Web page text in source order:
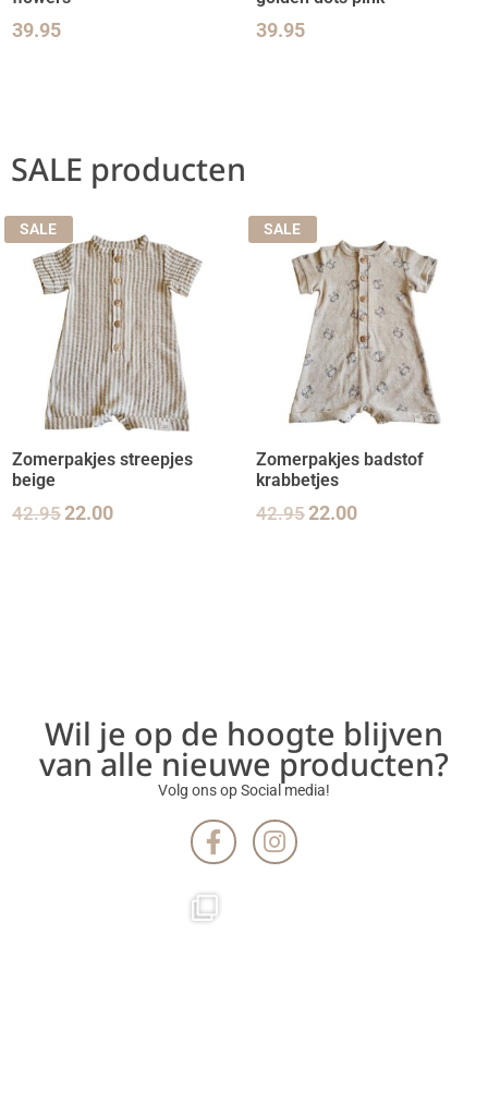
39.95 39.95
SALE producten
SALE
Zomerpakjes streepjes
beige
42.9522.00
SALE
Zomerpakjes badstof
krabbetjes
42.9522.00
Wil je op de hoogte blijven
van alle nieuwe producten?
Volg ons op Social media!